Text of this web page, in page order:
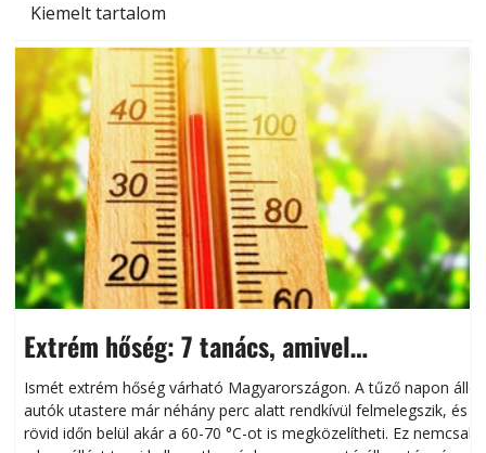
Kiemelt tartalom
Extrém hőség: 7 tanács, amivel
megóvhatjuk autónkat a nyári károktól
Ismét extrém hőség várható Magyarországon. A tűző napon álló
autók utastere már néhány perc alatt rendkívül felmelegszik, és
rövid időn belül akár a 60-70 °C-ot is megközelítheti. Ez nemcsak